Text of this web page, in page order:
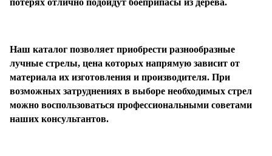
Наш каталог позволяет приобрести разнообразные
лучные стрелы, цена которых напрямую зависит от
материала их изготовления и производителя. При
возможных затруднениях в выборе необходимых стрел
можно воспользоваться профессиональными советами
наших консультантов.